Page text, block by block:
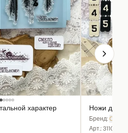
характер Ножи для
Бренд:
Арт.:311001